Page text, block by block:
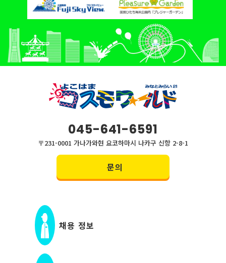
045-641-6591
〒231-0001 가나가와현 요코하마시 나카구 신항 2-8-1
문의
채용 정보